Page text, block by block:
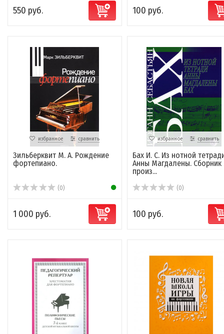
550 руб. 100 руб.
избранное сравнить
Зильберквит М. А. Рождение
фортепиано.
(0)
1 000 руб.
избранное сравнить
Бах И. С. Из нотной
Анны Магдалены. Сборник
произ...
(0)
100 руб.